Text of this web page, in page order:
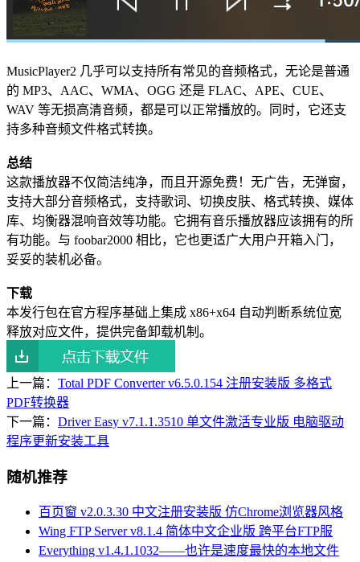
MusicPlayer2 几乎可以支持所有常见的音频格式，无论是普通
的 MP3、AAC、WMA、OGG 还是 FLAC、APE、CUE、
WAV 等无损高清音频，都是可以正常播放的。同时，它还支
持多种音频文件格式转换。
总结
这款播放器不仅简洁纯净，而且开源免费！无广告，无弹窗，
支持大部分音频格式，支持歌词、切换皮肤、格式转换、媒体
库、均衡器混响音效等功能。它拥有音乐播放器应该拥有的所
有功能。与 foobar2000 相比，它也更适广大用户开箱入门，
妥妥的装机必备。
下载
本发行包在官方程序基础上集成 x86+x64 自动判断系统位宽
释放对应文件，提供完备卸载机制。
上一篇： Total PDF Converter v6.5.0.154 注册安装版 多格式
PDF转换器
下一篇： Driver Easy v7.1.1.3510 单文件激活专业版 电脑驱动
程序更新安装工具
随机推荐
百页窗 v2.0.3.30 中文注册安装版 仿Chrome浏览器风格
Wing FTP Server v8.1.4 简体中文企业版 跨平台FTP服
Everything v1.4.1.1032——也许是速度最快的本地文件